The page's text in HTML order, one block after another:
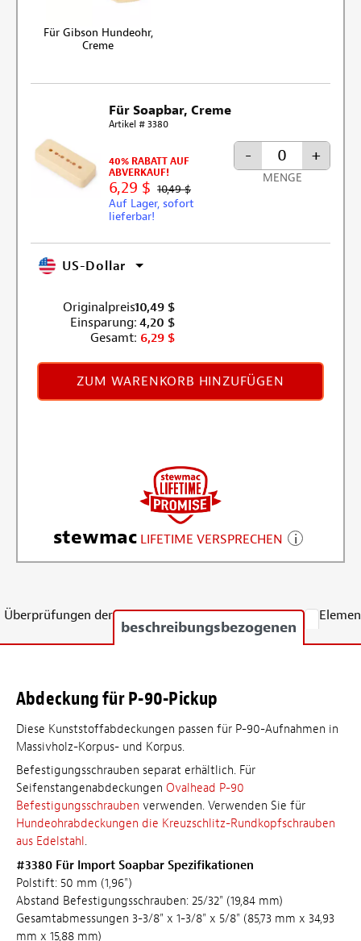
Für Gibson Hundeohr,
Creme
Für Soapbar, Creme
Artikel # 3380
40% RABATT AUF
ABVERKAUF!
6,29 $ 10,49 $
Auf Lager, sofort
lieferbar!
- +
MENGE
US-Dollar
Originalpreis:10,49 $
Einsparung: 4,20 $
Gesamt: 6,29 $
ZUM WARENKORB HINZUFÜGEN
stewmac LIFETIME VERSPRECHEN
Überprüfungen der
beschreibungsbezogenen
Abdeckung für P-90-Pickup
Diese Kunststoffabdeckungen passen für P-90-Aufnahmen in
Massivholz-Korpus- und Korpus.
Befestigungsschrauben separat erhältlich. Für
Seifenstangenabdeckungen Ovalhead P-90
Befestigungsschrauben verwenden. Verwenden Sie für
Hundeohrabdeckungen die Kreuzschlitz-Rundkopfschrauben
aus Edelstahl.
#3380 Für Import Soapbar Spezifikationen
Polstift: 50 mm (1,96")
Abstand Befestigungsschrauben: 25/32" (19,84 mm)
Gesamtabmessungen 3-3/8" x 1-3/8" x 5/8" (85,73 mm x 34,93
mm x 15,88 mm)